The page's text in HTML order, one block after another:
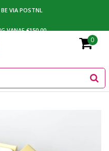
VIA POSTNL
VANAF €150,00
OF FACTUUR
0